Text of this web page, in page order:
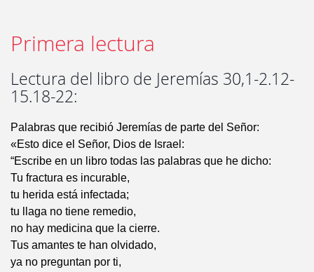
Primera lectura
Lectura del libro de Jeremías 30,1-2.12-
15.18-22:
Palabras que recibió Jeremías de parte del Señor:
«Esto dice el Señor, Dios de Israel:
“Escribe en un libro todas las palabras que he dicho:
Tu fractura es incurable,
tu herida está infectada;
tu llaga no tiene remedio,
no hay medicina que la cierre.
Tus amantes te han olvidado,
ya no preguntan por ti,